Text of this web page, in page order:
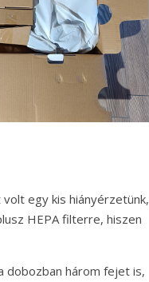
egy kis hiányérzetünk,
HEPA filterre, hiszen
dobozban három fejet is,